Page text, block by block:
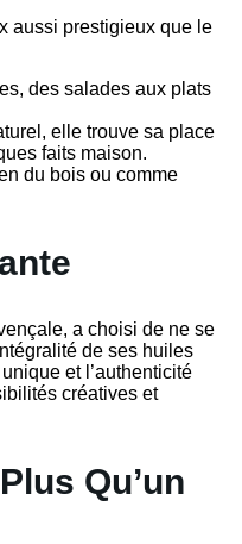
aussi prestigieux que le
des salades aux plats
elle trouve sa place
faits maison.
du bois ou comme
a choisi de ne se
de ses huiles
et l’authenticité
créatives et
Qu’un